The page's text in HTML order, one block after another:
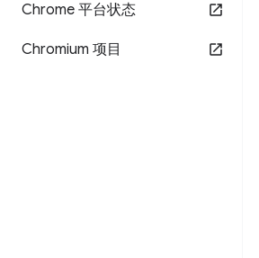
Chrome 平台状态
Chromium 项目